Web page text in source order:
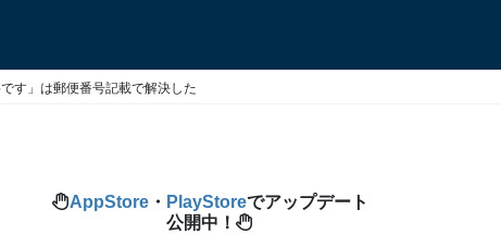
す」は郵便番号記載で解決した
AppStore・ PlayStoreでアップデート
公開中！